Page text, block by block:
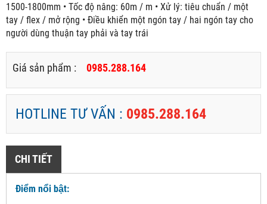
1500-1800mm • Tốc độ nâng: 60m / m • Xử lý: tiêu chuẩn / một
tay / flex / mở rộng • Điều khiển một ngón tay / hai ngón tay cho
người dùng thuận tay phải và tay trái
Giá sản phẩm : 0985.288.164
HOTLINE TƯ VẤN : 0985.288.164
CHI TIẾT
Điểm nổi bật: